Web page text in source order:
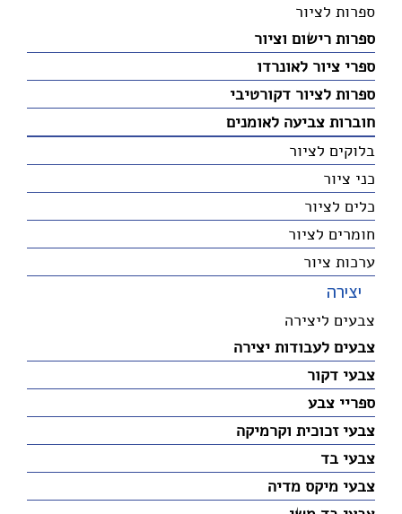
ספרות לציור
ספרות רישום וציור
ספרי ציור לאונרדו
ספרות לציור דקורטיבי
חוברות צביעה לאומנים
בלוקים לציור
כני ציור
כלים לציור
חומרים לציור
ערכות ציור
יצירה
צבעים ליצירה
צבעים לעבודות יצירה
צבעי דקור
ספריי צבע
צבעי זכוכית וקרמיקה
צבעי בד
צבעי מיקס מדיה